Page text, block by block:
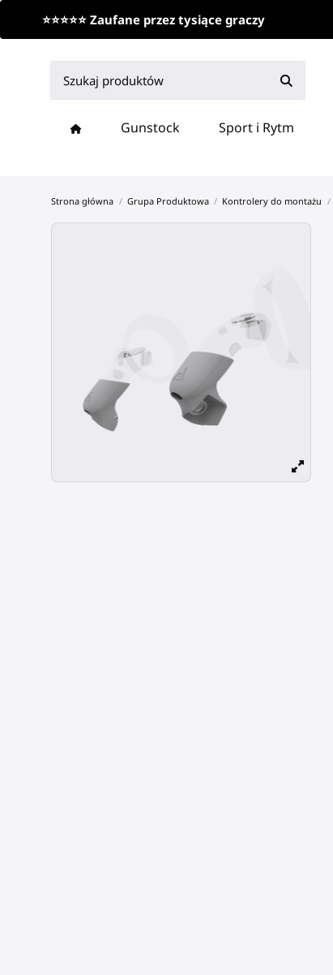
⭐⭐⭐⭐⭐ Zaufane przez tysiące graczy
Gunstock Sport i Rytm
Strona główna Grupa Produktowa Kontrolery do montażu